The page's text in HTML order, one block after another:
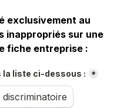
exclusivement au
inappropriés sur une
fiche entreprise :
la liste ci-dessous : *